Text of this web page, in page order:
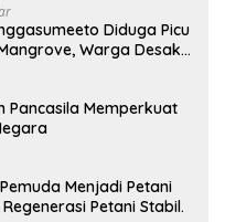
Diduga Picu
Warga Desak
Pancasila Memperkuat
Menjadi Petani
Petani Stabil.